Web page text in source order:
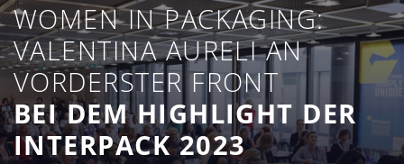
WOMEN IN PACKAGING:
VALENTINA AURELI AN
VORDERSTER FRONT
BEI DEM HIGHLIGHT DER
INTERPACK 2023